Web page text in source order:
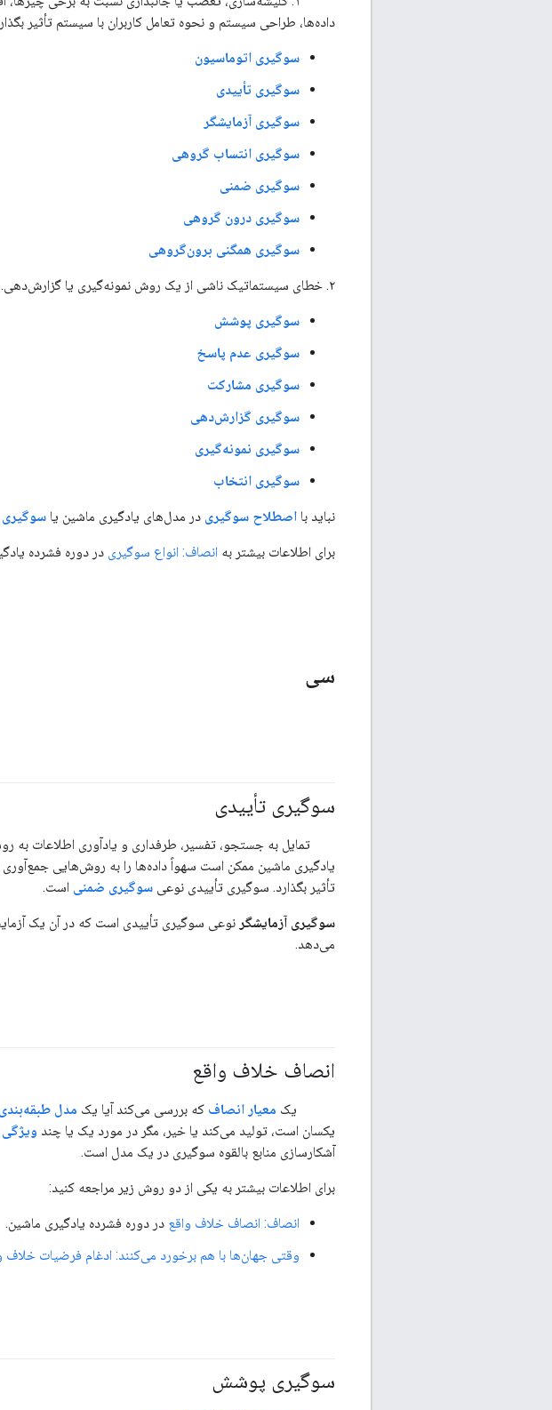
داده‌ها، طراحی سیستم و نحوه تعامل کاربران با سیستم تأثیر
سوگیری اتوماسیون
سوگیری تأییدی
سوگیری آزمایشگر
سوگیری انتساب گروهی
سوگیری ضمنی
سوگیری درون گروهی
سوگیری همگنی برون‌گروهی
۲. خطای سیستماتیک ناشی از یک روش نمونه‌گیری یا گزارش‌دهی. انواع این نوع سوگیری عبارتند از:
سوگیری پوشش
سوگیری عدم پاسخ
سوگیری مشارکت
سوگیری گزارش‌دهی
سوگیری نمونه‌گیری
سوگیری انتخاب
نباید با اصطلاح سوگیری در مدل‌های یادگیری ماشین یا سوگیری
برای اطلاعات بیشتر به انصاف: انواع سوگیری در دوره فشرده
سی
سوگیری تأییدی
تمایل به جستجو، تفسیر، طرفداری و یادآوری اطلاعات به
یادگیری ماشین ممکن است سهواً داده‌ها را به روش‌هایی جمع‌آوری
تأثیر بگذارد. سوگیری تأییدی نوعی سوگیری ضمنی است.
سوگیری آزمایشگر نوعی سوگیری تأییدی است که در آن یک
می‌دهد.
انصاف خلاف واقع
#مسئولیت_پذیر #متریک
یک معیار انصاف که بررسی می‌کند آیا یک مدل طبقه‌بندی
یکسان است، تولید می‌کند یا خیر، مگر در مورد یک یا چند
آشکارسازی منابع بالقوه سوگیری در یک مدل است.
برای اطلاعات بیشتر به یکی از دو روش زیر مراجعه کنید:
انصاف: انصاف خلاف واقع در دوره فشرده یادگیری ماشین.
وقتی جهان‌ها با هم برخورد می‌کنند: ادغام فرضیات
سوگیری پوشش